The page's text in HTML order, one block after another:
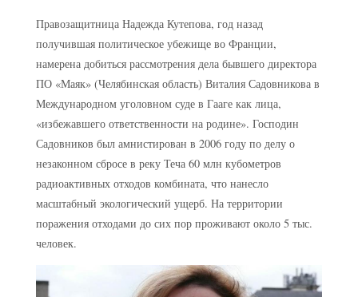
Правозащитница Надежда Кутепова, год назад
получившая политическое убежище во Франции,
намерена добиться рассмотрения дела бывшего директора
ПО «Маяк» (Челябинская область) Виталия Садовникова в
Международном уголовном суде в Гааге как лица,
«избежавшего ответственности на родине». Господин
Садовников был амнистирован в 2006 году по делу о
незаконном сбросе в реку Теча 60 млн кубометров
радиоактивных отходов комбината, что нанесло
масштабный экологический ущерб. На территории
поражения отходами до сих пор проживают около 5 тыс.
человек.